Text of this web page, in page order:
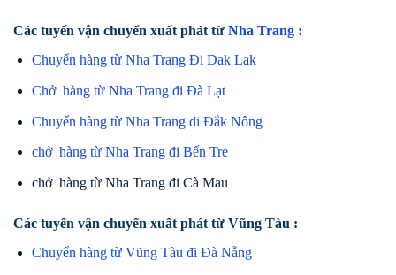
Các tuyến vận chuyển xuất phát từ Nha Trang :
Chuyển hàng từ Nha Trang Đi Dak Lak
Chở hàng từ Nha Trang đi Đà Lạt
Chuyển hàng từ Nha Trang đi Đắk Nông
chở hàng từ Nha Trang đi Bến Tre
chở hàng từ Nha Trang đi Cà Mau
Các tuyến vận chuyển xuất phát từ Vũng Tàu :
Chuyển hàng từ Vũng Tàu đi Đà Nẵng